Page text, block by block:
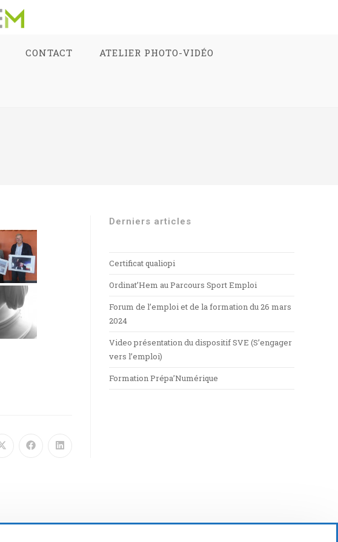
CONTACT ATELIER PHOTO-VIDÉO
Derniers articles
Certificat qualiopi
Ordinat’Hem au Parcours Sport Emploi
Forum de l’emploi et de la formation du 26 mars
2024
Video présentation du dispositif SVE (S’engager
vers l’emploi)
Formation Prépa’Numérique